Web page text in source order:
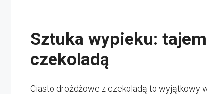
Sztuka wypieku:
czekoladą
Ciasto drożdżowe z czekoladą to wyjątkowy